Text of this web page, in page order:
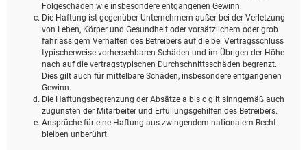
Folgeschäden wie insbesondere entgangenen Gewinn.
Die Haftung ist gegenüber Unternehmern außer bei der Verletzung
von Leben, Körper und Gesundheit oder vorsätzlichem oder grob
fahrlässigem Verhalten des Betreibers auf die bei Vertragsschluss
typischerweise vorhersehbaren Schäden und im Übrigen der Höhe
nach auf die vertragstypischen Durchschnittsschäden begrenzt.
Dies gilt auch für mittelbare Schäden, insbesondere entgangenen
Gewinn.
Die Haftungsbegrenzung der Absätze a bis c gilt sinngemäß auch
zugunsten der Mitarbeiter und Erfüllungsgehilfen des Betreibers.
Ansprüche für eine Haftung aus zwingendem nationalem Recht
bleiben unberührt.